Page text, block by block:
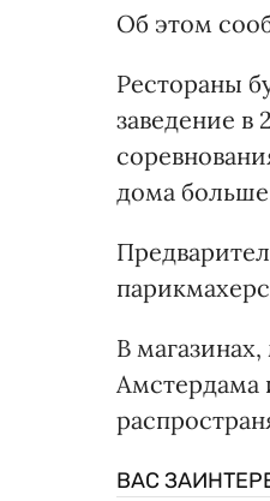
Об этом
Рестораны
заведение в
дома больше
В
Амстердама
ВАС